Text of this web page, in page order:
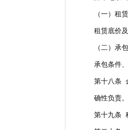
（一）租
租赁底价
（二）承
承包条件
第十八条
确性负责
第十九条